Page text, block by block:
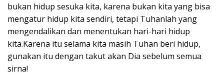
bukan hidup sesuka kita, karena bukan kita yang bisa
mengatur hidup kita sendiri, tetapi Tuhanlah yang
mengendalikan dan menentukan hari-hari hidup
kita.Karena itu selama kita masih Tuhan beri hidup,
gunakan itu dengan takut akan Dia sebelum semua
sirna!